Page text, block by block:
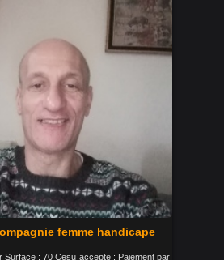
femme handicape
Surface : 70 Cesu accepte : Paiement par